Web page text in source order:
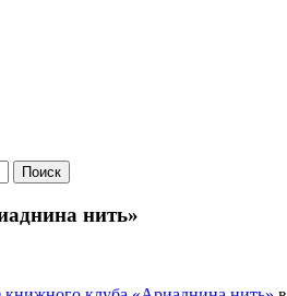
нить»